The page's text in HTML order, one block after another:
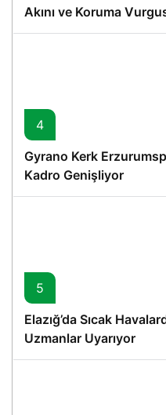
Akını ve Koruma
4
Gyrano Kerk
Kadro Genişliyor
5
Elazığ’da Sıcak
Uzmanlar Uyarıyor